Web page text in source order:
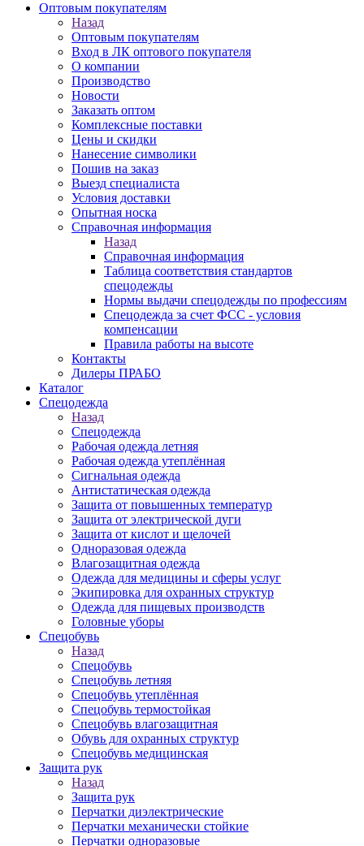
Оптовым покупателям
Назад
Оптовым покупателям
Вход в ЛК оптового покупателя
О компании
Производство
Новости
Заказать оптом
Комплексные поставки
Цены и скидки
Нанесение символики
Пошив на заказ
Выезд специалиста
Условия доставки
Опытная носка
Справочная информация
Назад
Справочная информация
Таблица соответствия стандартов
спецодежды
Нормы выдачи спецодежды по профессиям
Спецодежда за счет ФСС - условия
компенсации
Правила работы на высоте
Контакты
Дилеры ПРАБО
Каталог
Спецодежда
Назад
Спецодежда
Рабочая одежда летняя
Рабочая одежда утеплённая
Сигнальная одежда
Антистатическая одежда
Защита от повышенных температур
Защита от электрической дуги
Защита от кислот и щелочей
Одноразовая одежда
Влагозащитная одежда
Одежда для медицины и сферы услуг
Экипировка для охранных структур
Одежда для пищевых производств
Головные уборы
Спецобувь
Назад
Спецобувь
Спецобувь летняя
Спецобувь утеплённая
Спецобувь термостойкая
Спецобувь влагозащитная
Обувь для охранных структур
Спецобувь медицинская
Защита рук
Назад
Защита рук
Перчатки диэлектрические
Перчатки механически стойкие
Перчатки одноразовые